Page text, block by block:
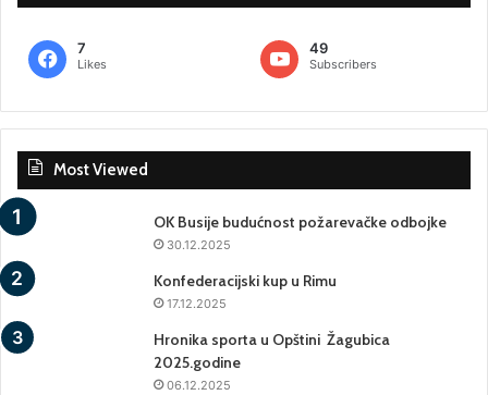
7
Likes
49
Subscribers
Most Viewed
OK Busije budućnost požarevačke odbojke
30.12.2025
Konfederacijski kup u Rimu
17.12.2025
Hronika sporta u Opštini Žagubica
2025.godine
06.12.2025